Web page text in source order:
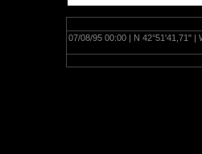
07/08/95 00:00 | N 42°51'41,71"